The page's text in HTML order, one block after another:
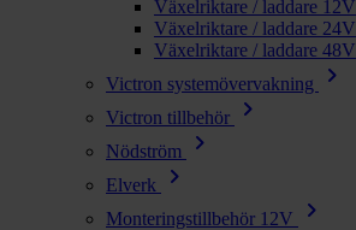
Växelriktare / laddare 12V
Växelriktare / laddare 24V
Växelriktare / laddare 48V
Victron systemövervakning
chevron_right
Victron tillbehör chevron_right
Nödström chevron_right
Elverk chevron_right
Monteringstillbehör 12V chevron_right